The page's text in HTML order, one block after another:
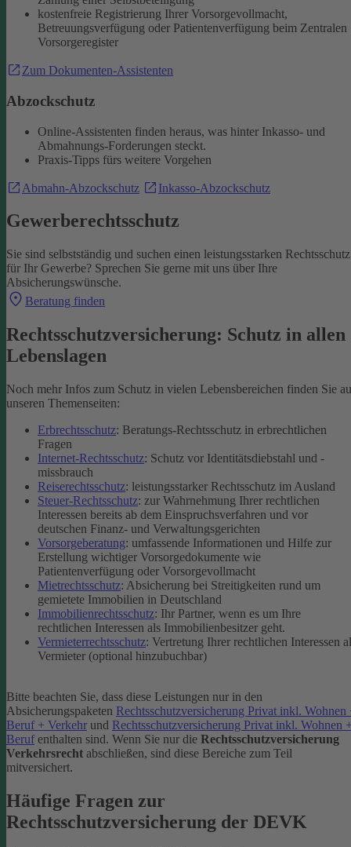
kostenfreie Registrierung Ihrer Vorsorgevollmacht,
Betreuungsverfügung oder Patientenverfügung beim Zentralen
Vorsorgeregister
Zum Dokumenten-Assistenten
Abzockschutz
Online-Assistenten finden heraus, was hinter Inkasso- und
Abmahnungs-Forderungen steckt.
Praxis-Tipps fürs weitere Vorgehen
Abmahn-Abzockschutz Inkasso-Abzockschutz
Gewerberechtsschutz
Sie sind selbstständig und suchen einen leistungsstarken Rechtsschutz
für Ihr Gewerbe? Sprechen Sie gerne mit uns über Ihre
Absicherungswünsche.
Beratung finden
Rechtsschutzversicherung: Schutz in allen
Lebenslagen
Noch mehr Infos zum Schutz in vielen Lebensbereichen finden Sie
unseren Themenseiten:
Erbrechtsschutz: Beratungs-Rechtsschutz in erbrechtlichen
Fragen
Internet-Rechtsschutz: Schutz vor Identitätsdiebstahl und -
missbrauch
Reiserechtsschutz: leistungsstarker Rechtsschutz im Ausland
Steuer-Rechtsschutz: zur Wahrnehmung Ihrer rechtlichen
Interessen bereits ab dem Einspruchsverfahren und vor
deutschen Finanz- und Verwaltungsgerichten
Vorsorgeberatung: umfassende Informationen und Hilfe zur
Erstellung wichtiger Vorsorgedokumente wie
Patientenverfügung oder Vorsorgevollmacht
Mietrechtsschutz: Absicherung bei Streitigkeiten rund um
gemietete Immobilien in Deutschland
Immobilienrechtsschutz: Ihr Partner, wenn es um Ihre
rechtlichen Interessen als Immobilienbesitzer geht.
Vermieterrechtsschutz: Vertretung Ihrer rechtlichen Interessen
Vermieter (optional hinzubuchbar)
Bitte beachten Sie, dass diese Leistungen nur in den
Absicherungspaketen Rechtsschutzversicherung Privat inkl. Wohnen
Beruf + Verkehr und Rechtsschutzversicherung Privat inkl. Wohnen
Beruf enthalten sind. Wenn Sie nur die Rechtsschutzversicherung
Verkehrsrecht abschließen, sind diese Bereiche zum Teil
mitversichert.
Häufige Fragen zur
Rechtsschutzversicherung der DEVK